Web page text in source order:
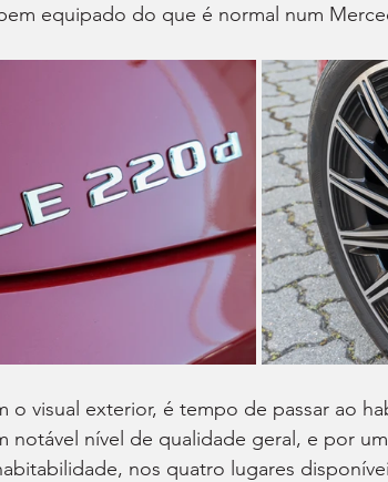
equipado do que é normal num
o visual exterior, é tempo de passar ao
notável nível de qualidade geral, e por
nos quatro lugares